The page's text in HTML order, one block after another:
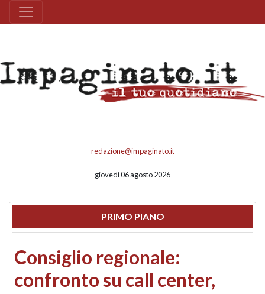
redazione@impaginato.it
giovedì 06 agosto 2026
PRIMO PIANO
Consiglio regionale:
confronto su call center,